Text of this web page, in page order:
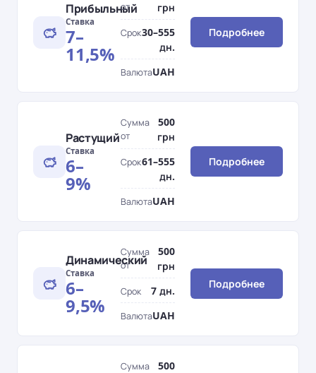
Прибыльный
Ставка
7–
11,5%
от
грн
Срок30–555
дн.
ВалютаUAH
Подробнее
Растущий
Ставка
6–
9%
Сумма
от
500
грн
Срок61–555
дн.
ВалютаUAH
Подробнее
Динамический
Ставка
6–
9,5%
Сумма
от
500
грн
Срок 7 дн.
ВалютаUAH
Подробнее
Сумма
500